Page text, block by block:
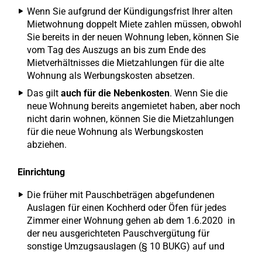
Wenn Sie aufgrund der Kündigungsfrist Ihrer alten
Mietwohnung doppelt Miete zahlen müssen, obwohl
Sie bereits in der neuen Wohnung leben, können Sie
vom Tag des Auszugs an bis zum Ende des
Mietverhältnisses die Mietzahlungen für die alte
Wohnung als Werbungskosten absetzen.
Das gilt auch für die Nebenkosten. Wenn Sie die
neue Wohnung bereits angemietet haben, aber noch
nicht darin wohnen, können Sie die Mietzahlungen
für die neue Wohnung als Werbungskosten
abziehen.
Einrichtung
Die früher mit Pauschbeträgen abgefundenen
Auslagen für einen Kochherd oder Öfen für jedes
Zimmer einer Wohnung gehen ab dem 1.6.2020 in
der neu ausgerichteten Pauschvergütung für
sonstige Umzugsauslagen (§ 10 BUKG) auf und